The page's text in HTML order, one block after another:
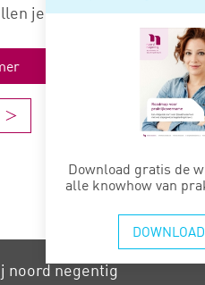
Download gratis de
alle knowhow van
DOWNLOAD
je snel terug.
noord negentig